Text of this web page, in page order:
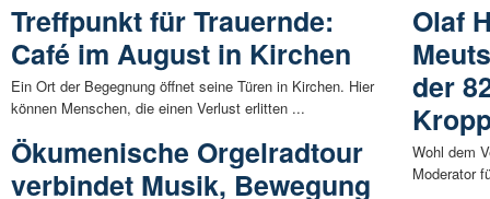
Treffpunkt für Trauernde:
Café im August in Kirchen
Ein Ort der Begegnung öffnet seine Türen in Kirchen. Hier
können Menschen, die einen Verlust erlitten ...
Ökumenische Orgelradtour
verbindet Musik, Bewegung
Olaf
der
Wohl dem
Moderator